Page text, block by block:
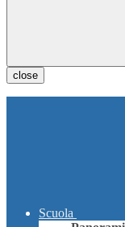
close
Scuola